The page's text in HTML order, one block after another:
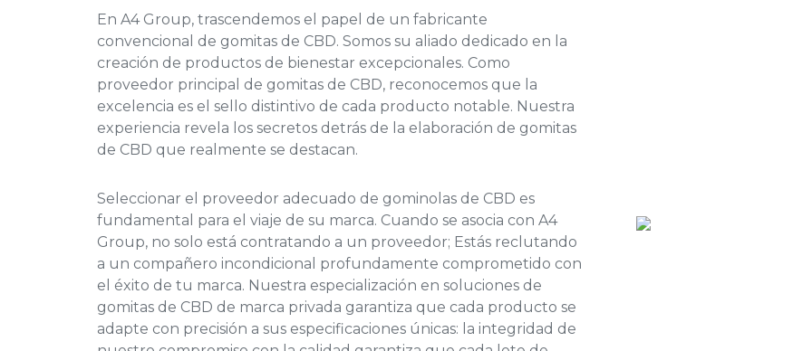
En A4 Group, trascendemos el papel de un fabricante
convencional de gomitas de CBD. Somos su aliado dedicado en la
creación de productos de bienestar excepcionales. Como
proveedor principal de gomitas de CBD, reconocemos que la
excelencia es el sello distintivo de cada producto notable. Nuestra
experiencia revela los secretos detrás de la elaboración de gomitas
de CBD que realmente se destacan.
Seleccionar el proveedor adecuado de gominolas de CBD es
fundamental para el viaje de su marca. Cuando se asocia con A4
Group, no solo está contratando a un proveedor; Estás reclutando
a un compañero incondicional profundamente comprometido con
el éxito de tu marca. Nuestra especialización en soluciones de
gomitas de CBD de marca privada garantiza que cada producto se
adapte con precisión a sus especificaciones únicas: la integridad de